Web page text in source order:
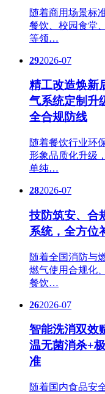
随着商用场景标
餐饮、校园食堂
等领…
292026-07
精工改造焕新
气系统定制升
全合规防线
随着餐饮行业环
形象品质化升级
单纯…
282026-07
技防筑安、合
系统，全方位
随着全国消防与
燃气使用合规化
餐饮…
262026-07
智能洗消双效
温无菌消杀+
准
随着国内食品安